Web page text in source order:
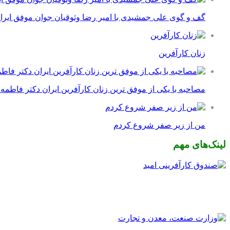
گف و گوی علی جمشیدی با امیر رضا وثوقیان جوان موفق
زنان کارآفرین
مصاحبه با یکی از موفق ترین زنان کارآفرین ایران دکتر
من از زیر صفر شروع کردم
لینک‌های مهم